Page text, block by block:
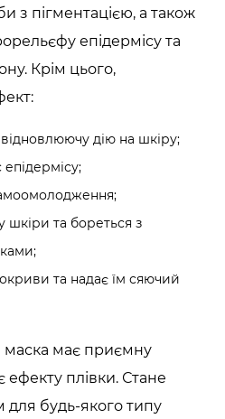
з пігментацією, а також
епідермісу та
Крім цього,
дію на шкіру;
шкіри та бореться з
та надає їм сяючий
маска має приємну
ефекту плівки. Стане
будь-якого типу